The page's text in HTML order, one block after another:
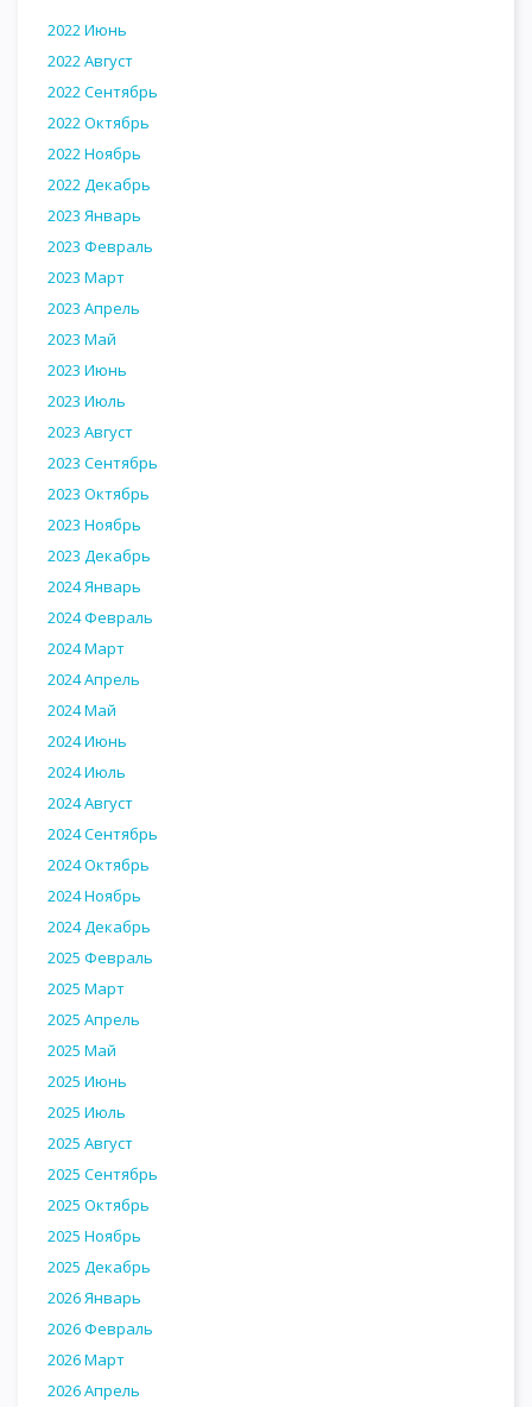
2022 Июнь
2022 Август
2022 Сентябрь
2022 Октябрь
2022 Ноябрь
2022 Декабрь
2023 Январь
2023 Февраль
2023 Март
2023 Апрель
2023 Май
2023 Июнь
2023 Июль
2023 Август
2023 Сентябрь
2023 Октябрь
2023 Ноябрь
2023 Декабрь
2024 Январь
2024 Февраль
2024 Март
2024 Апрель
2024 Май
2024 Июнь
2024 Июль
2024 Август
2024 Сентябрь
2024 Октябрь
2024 Ноябрь
2024 Декабрь
2025 Февраль
2025 Март
2025 Апрель
2025 Май
2025 Июнь
2025 Июль
2025 Август
2025 Сентябрь
2025 Октябрь
2025 Ноябрь
2025 Декабрь
2026 Январь
2026 Февраль
2026 Март
2026 Апрель